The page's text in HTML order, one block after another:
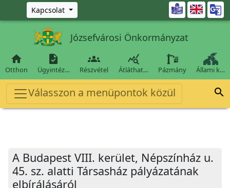
Ugrás a fő tartalomra
Kapcsolat 
Józsefvárosi Önkormányzat

Otthon

Ügyintéz…

Részvétel

Átláthat… Pázmány Állami k…
Válasszon a menüpontok közül 
A Budapest VIII. kerület, Népszínház u.
45. sz. alatti Társasház pályázatának
elbírálásáról